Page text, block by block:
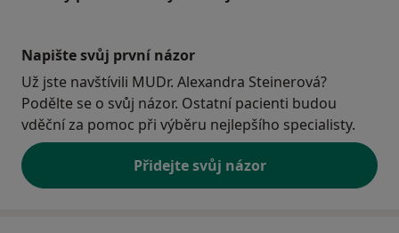
Napište svůj první názor
Už jste navštívili MUDr. Alexandra Steinerová?
Podělte se o svůj názor. Ostatní pacienti budou
vděční za pomoc při výběru nejlepšího specialisty.
Přidejte svůj názor